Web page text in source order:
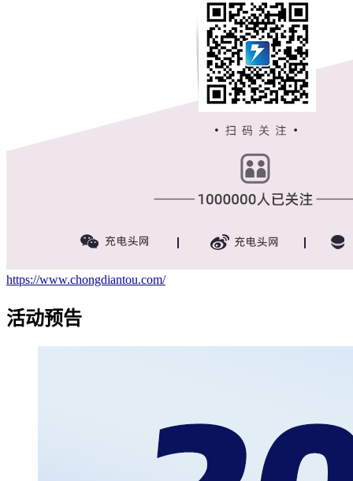
https://www.chongdiantou.com/
活动预告